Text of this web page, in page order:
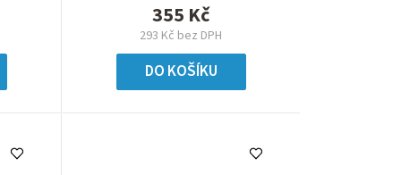
293 Kč bez DPH
355 Kč
DO KOŠÍKU